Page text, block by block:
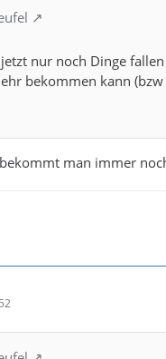
nur noch Dinge
bekommen kann
man immer